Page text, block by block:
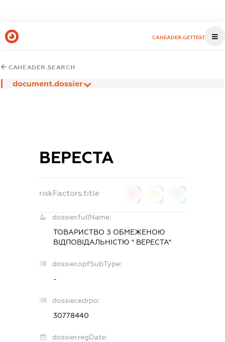
CAHEADER.GETTEST
CAHEADER.SEARCH
document.dossier
ВЕРЕСТА
riskFactors.title
dossier.fullName:
ТОВАРИСТВО З ОБМЕЖЕНОЮ
ВІДПОВІДАЛЬНІСТЮ " ВЕРЕСТА"
dossier.opfSubType:
-
dossier.edrpo:
30778440
dossier.regDate: